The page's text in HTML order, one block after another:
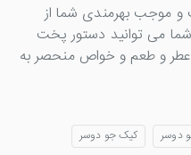
و موجب بهرمندی شما از
می توانید دستور پخت
عطر و طعم و خواص منحصر به
دوسر
کیک جو دوسر